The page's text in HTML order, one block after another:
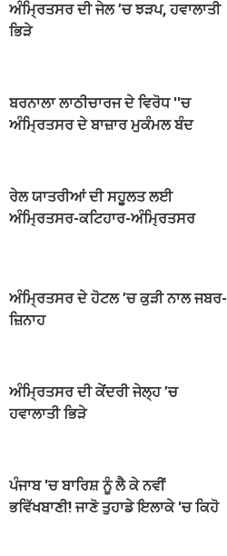
ਅੰਮ੍ਰਿਤਸਰ ਦੀ ਜੇਲ ’ਚ ਝੜਪ, ਹਵਾਲਾਤੀ
ਭਿੜੇ
ਬਰਨਾਲਾ ਲਾਠੀਚਾਰਜ ਦੇ ਵਿਰੋਧ ''ਚ
ਅੰਮ੍ਰਿਤਸਰ ਦੇ ਬਾਜ਼ਾਰ ਮੁਕੰਮਲ ਬੰਦ
ਰੇਲ ਯਾਤਰੀਆਂ ਦੀ ਸਹੂਲਤ ਲਈ
ਅੰਮ੍ਰਿਤਸਰ-ਕਟਿਹਾਰ-ਅੰਮ੍ਰਿਤਸਰ
ਅੰਮ੍ਰਿਤਸਰ ਦੇ ਹੋਟਲ ’ਚ ਕੁੜੀ ਨਾਲ ਜਬਰ-
ਜ਼ਿਨਾਹ
ਅੰਮ੍ਰਿਤਸਰ ਦੀ ਕੇਂਦਰੀ ਜੇਲ੍ਹ ’ਚ
ਹਵਾਲਾਤੀ ਭਿੜੇ
ਪੰਜਾਬ 'ਚ ਬਾਰਿਸ਼ ਨੂੰ ਲੈ ਕੇ ਨਵੀਂ
ਭਵਿੱਖਬਾਣੀ! ਜਾਣੋ ਤੁਹਾਡੇ ਇਲਾਕੇ 'ਚ ਕਿਹੋ